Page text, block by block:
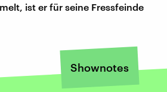
ist er für seine Fressfeinde
Shownotes